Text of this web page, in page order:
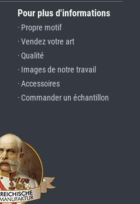
Pour plus d'informations
· Propre motif
· Vendez votre art
· Qualité
· Images de notre travail
· Accessoires
· Commander un échantillon